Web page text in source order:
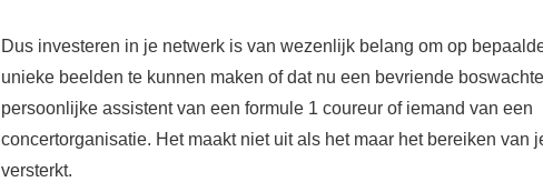
Dus investeren in je netwerk is van wezenlijk belang om op
unieke beelden te kunnen maken of dat nu een bevriende
persoonlijke assistent van een formule 1 coureur of iemand van een
concertorganisatie. Het maakt niet uit als het maar het bereiken van
versterkt.